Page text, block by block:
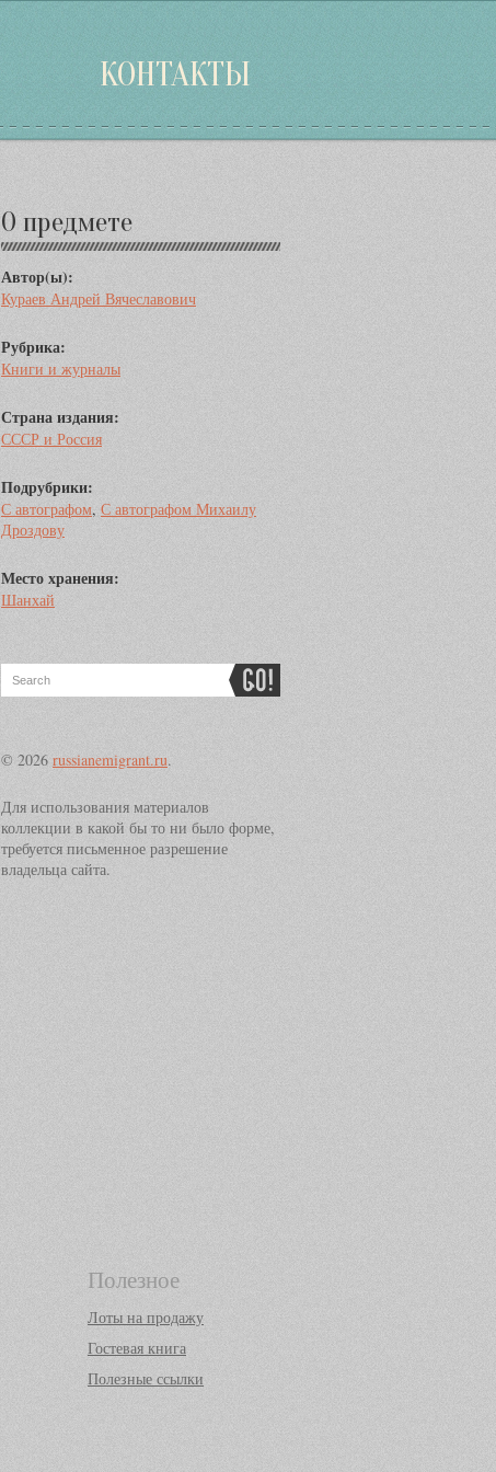
КОНТАКТЫ
Дополнительная
информация
О предмете
Автор(ы):
Кураев Андрей Вячеславович
Рубрика:
Книги и журналы
Страна издания:
СССР и Россия
Подрубрики:
С автографом, С автографом Михаилу
Дроздову
Место хранения:
Шанхай
© 2026 russianemigrant.ru.
Для использования материалов
коллекции в какой бы то ни было форме,
требуется письменное разрешение
владельца сайта.
Полезное
Лоты на продажу
Гостевая книга
Полезные ссылки